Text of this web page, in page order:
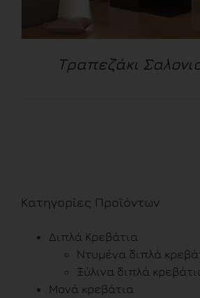
Τραπεζάκι
Κατηγορίες Προϊόντων
Διπλά Κρεβάτια
Ντυμένα διπλά
Ξύλινα διπλά
Μονά κρεβάτια